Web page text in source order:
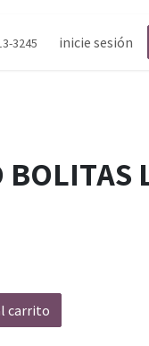
3245 inicie sesión
carrito